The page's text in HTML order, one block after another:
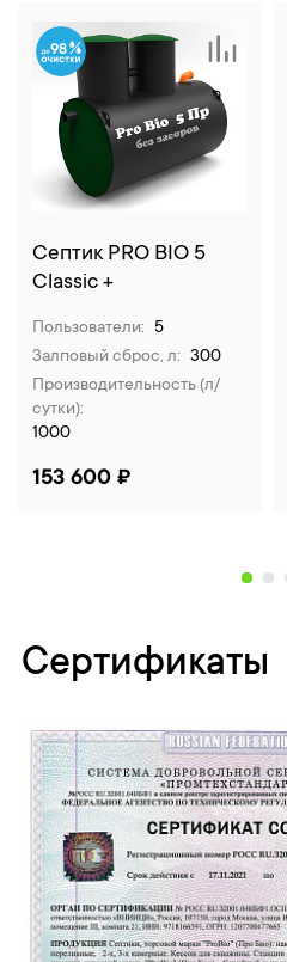
98
Септик PRO BIO 5
Classic +
Пользователи: 5
Залповый сброс, л: 300
Производительность (л/
сутки):
1000
153 600 ₽
Сертификаты